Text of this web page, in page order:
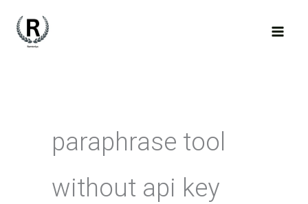
paraphrase tool
without api key